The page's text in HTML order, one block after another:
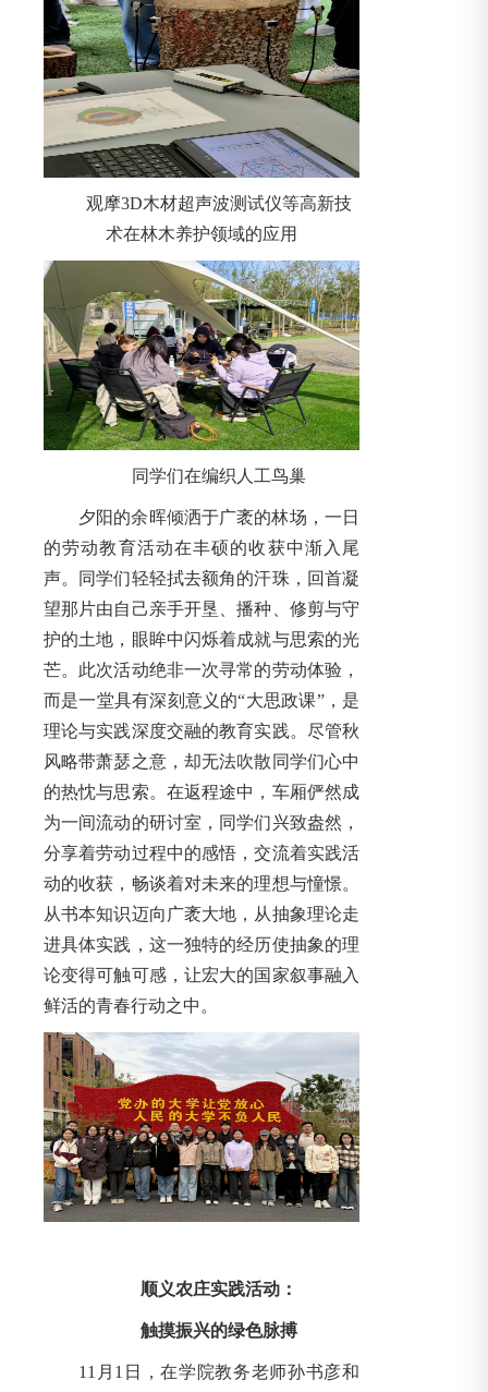
观摩3D木材超声波测试仪等高新技
术在林木养护领域的应用
同学们在编织人工鸟巢
夕阳的余晖倾洒于广袤的林场，一日
的劳动教育活动在丰硕的收获中渐入尾
声。同学们轻轻拭去额角的汗珠，回首凝
望那片由自己亲手开垦、播种、修剪与守
护的土地，眼眸中闪烁着成就与思索的光
芒。此次活动绝非一次寻常的劳动体验，
而是一堂具有深刻意义的“大思政课”，是
理论与实践深度交融的教育实践。尽管秋
风略带萧瑟之意，却无法吹散同学们心中
的热忱与思索。在返程途中，车厢俨然成
为一间流动的研讨室，同学们兴致盎然，
分享着劳动过程中的感悟，交流着实践活
动的收获，畅谈着对未来的理想与憧憬。
从书本知识迈向广袤大地，从抽象理论走
进具体实践，这一独特的经历使抽象的理
论变得可触可感，让宏大的国家叙事融入
鲜活的青春行动之中。
顺义农庄实践活动：
触摸振兴的绿色脉搏
11月1日，在学院教务老师孙书彦和